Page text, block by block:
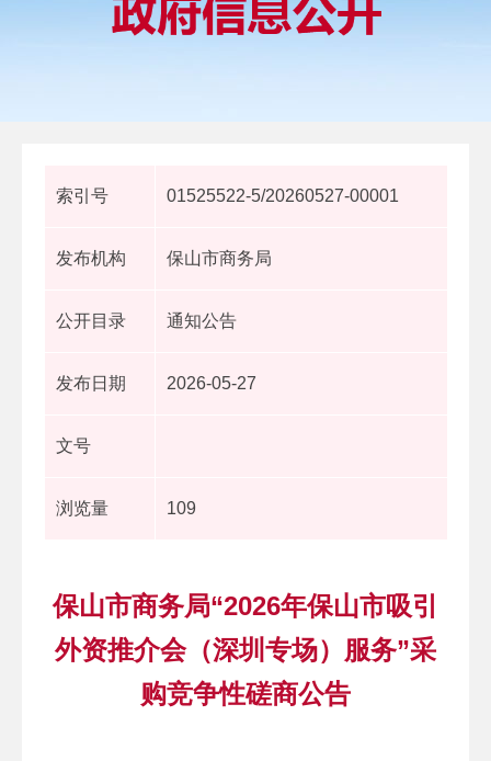
索引号 01525522-5/20260527-00001
发布机构 保山市商务局
公开目录 通知公告
发布日期 2026-05-27
文号
浏览量 109
保山市商务局“2026年保山市吸引
外资推介会（深圳专场）服务”采
购竞争性磋商公告